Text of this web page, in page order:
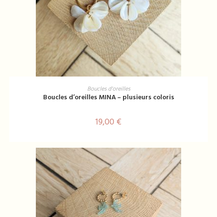
CHOIX DES OPTIONS
Ce
produit
a
plusieurs
options
peuvent
sur
page
du
produit
Boucles d'oreilles
Boucles d’oreilles MINA – plusieurs coloris
19,00 €